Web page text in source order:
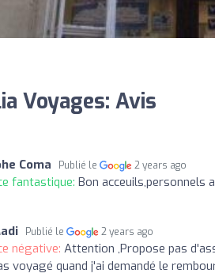
Voyages: Avis
Coma Publié le 2 years ago
fantastique: Bon acceuils,personnels
Publié le 2 years ago
négative: Attention ,Propose pas
voyagé quand j'ai demandé le